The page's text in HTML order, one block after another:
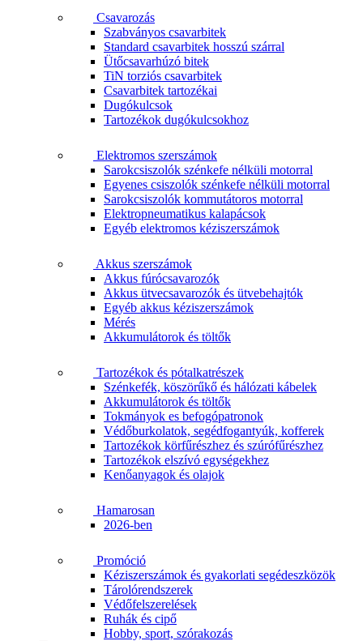
Csavarozás
Szabványos csavarbitek
Standard csavarbitek hosszú szárral
Ütőcsavarhúzó bitek
TiN torziós csavarbitek
Csavarbitek tartozékai
Dugókulcsok
Tartozékok dugókulcsokhoz
Elektromos szerszámok
Sarokcsiszolók szénkefe nélküli motorral
Egyenes csiszolók szénkefe nélküli motorral
Sarokcsiszolók kommutátoros motorral
Elektropneumatikus kalapácsok
Egyéb elektromos kéziszerszámok
Akkus szerszámok
Akkus fúrócsavarozók
Akkus ütvecsavarozók és ütvebehajtók
Egyéb akkus kéziszerszámok
Mérés
Akkumulátorok és töltők
Tartozékok és pótalkatrészek
Szénkefék, köszörűkő és hálózati kábelek
Akkumulátorok és töltők
Tokmányok es befogópatronok
Védőburkolatok, segédfogantyúk, kofferek
Tartozékok körfűrészhez és szúrófűrészhez
Tartozékok elszívó egységekhez
Kenőanyagok és olajok
Hamarosan
2026-ben
Promóció
Kéziszerszámok és gyakorlati segédeszközök
Tárolórendszerek
Védőfelszerelések
Ruhák és cipő
Hobby, sport, szórakozás